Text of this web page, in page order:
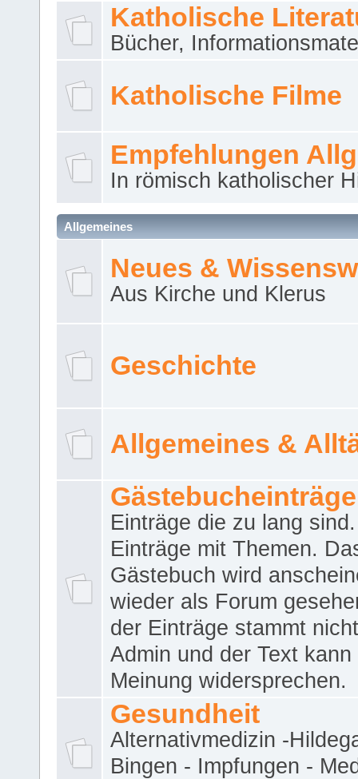
Katholische
Bücher,
Katholische Filme
Empfehlungen
In römisch katholischer
Allgemeines
Neues &
Aus Kirche und Klerus
Geschichte
Allgemeines &
Gästebucheinträge
Einträge die zu lang
Einträge mit Themen.
Gästebuch wird
wieder als Forum
der Einträge stammt
Admin und der Text kann
Meinung widersprechen.
Gesundheit
Alternativmedizin -
Bingen - Impfungen -